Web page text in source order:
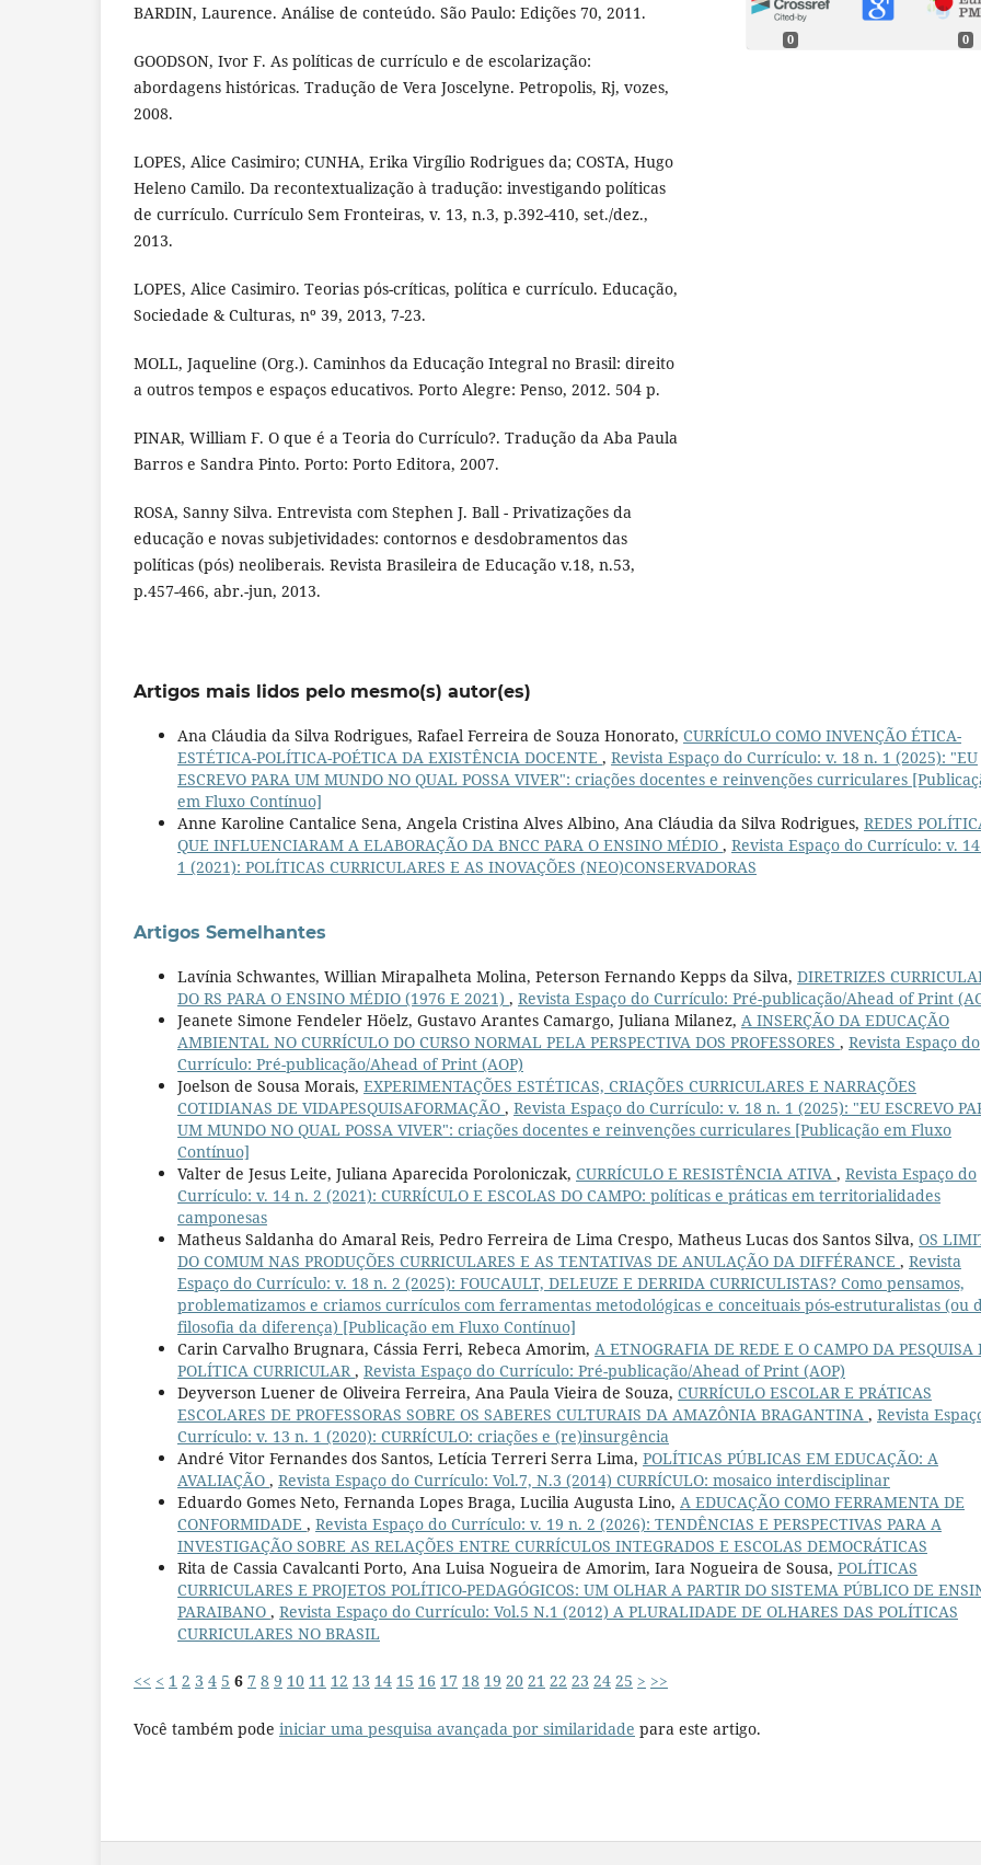
BARDIN, Laurence. Análise de conteúdo. São Paulo: Edições 70, 2011.
GOODSON, Ivor F. As políticas de currículo e de escolarização:
abordagens históricas. Tradução de Vera Joscelyne. Petropolis, Rj, vozes,
2008.
LOPES, Alice Casimiro; CUNHA, Erika Virgílio Rodrigues da; COSTA, Hugo
Heleno Camilo. Da recontextualização à tradução: investigando políticas
de currículo. Currículo Sem Fronteiras, v. 13, n.3, p.392-410, set./dez.,
2013.
LOPES, Alice Casimiro. Teorias pós-críticas, política e currículo. Educação,
Sociedade & Culturas, nº 39, 2013, 7-23.
MOLL, Jaqueline (Org.). Caminhos da Educação Integral no Brasil: direito
a outros tempos e espaços educativos. Porto Alegre: Penso, 2012. 504 p.
PINAR, William F. O que é a Teoria do Currículo?. Tradução da Aba Paula
Barros e Sandra Pinto. Porto: Porto Editora, 2007.
ROSA, Sanny Silva. Entrevista com Stephen J. Ball - Privatizações da
educação e novas subjetividades: contornos e desdobramentos das
políticas (pós) neoliberais. Revista Brasileira de Educação v.18, n.53,
p.457-466, abr.-jun, 2013.
0 0
Artigos mais lidos pelo mesmo(s) autor(es)
Ana Cláudia da Silva Rodrigues, Rafael Ferreira de Souza Honorato, CURRÍCULO COMO INVENÇÃO ÉTICA-
ESTÉTICA-POLÍTICA-POÉTICA DA EXISTÊNCIA DOCENTE , Revista Espaço do Currículo: v. 18 n. 1 (2025): "EU
ESCREVO PARA UM MUNDO NO QUAL POSSA VIVER": criações docentes e reinvenções curriculares
em Fluxo Contínuo]
Anne Karoline Cantalice Sena, Angela Cristina Alves Albino, Ana Cláudia da Silva Rodrigues, REDES
QUE INFLUENCIARAM A ELABORAÇÃO DA BNCC PARA O ENSINO MÉDIO , Revista Espaço do Currículo: v.
1 (2021): POLÍTICAS CURRICULARES E AS INOVAÇÕES (NEO)CONSERVADORAS
Artigos Semelhantes
Lavínia Schwantes, Willian Mirapalheta Molina, Peterson Fernando Kepps da Silva, DIRETRIZES
DO RS PARA O ENSINO MÉDIO (1976 E 2021) , Revista Espaço do Currículo: Pré-publicação/Ahead of Print
Jeanete Simone Fendeler Höelz, Gustavo Arantes Camargo, Juliana Milanez, A INSERÇÃO DA EDUCAÇÃO
AMBIENTAL NO CURRÍCULO DO CURSO NORMAL PELA PERSPECTIVA DOS PROFESSORES , Revista Espaço do
Currículo: Pré-publicação/Ahead of Print (AOP)
Joelson de Sousa Morais, EXPERIMENTAÇÕES ESTÉTICAS, CRIAÇÕES CURRICULARES E NARRAÇÕES
COTIDIANAS DE VIDAPESQUISAFORMAÇÃO , Revista Espaço do Currículo: v. 18 n. 1 (2025): "EU ESCREVO
UM MUNDO NO QUAL POSSA VIVER": criações docentes e reinvenções curriculares [Publicação em Fluxo
Contínuo]
Valter de Jesus Leite, Juliana Aparecida Poroloniczak, CURRÍCULO E RESISTÊNCIA ATIVA , Revista Espaço do
Currículo: v. 14 n. 2 (2021): CURRÍCULO E ESCOLAS DO CAMPO: políticas e práticas em territorialidades
camponesas
Matheus Saldanha do Amaral Reis, Pedro Ferreira de Lima Crespo, Matheus Lucas dos Santos Silva, OS
DO COMUM NAS PRODUÇÕES CURRICULARES E AS TENTATIVAS DE ANULAÇÃO DA DIFFÉRANCE , Revista
Espaço do Currículo: v. 18 n. 2 (2025): FOUCAULT, DELEUZE E DERRIDA CURRICULISTAS? Como pensamos,
problematizamos e criamos currículos com ferramentas metodológicas e conceituais pós-estruturalistas (ou
filosofia da diferença) [Publicação em Fluxo Contínuo]
Carin Carvalho Brugnara, Cássia Ferri, Rebeca Amorim, A ETNOGRAFIA DE REDE E O CAMPO DA PESQUISA
POLÍTICA CURRICULAR, Revista Espaço do Currículo: Pré-publicação/Ahead of Print (AOP)
Deyverson Luener de Oliveira Ferreira, Ana Paula Vieira de Souza, CURRÍCULO ESCOLAR E PRÁTICAS
ESCOLARES DE PROFESSORAS SOBRE OS SABERES CULTURAIS DA AMAZÔNIA BRAGANTINA , Revista
Currículo: v. 13 n. 1 (2020): CURRÍCULO: criações e (re)insurgência
André Vitor Fernandes dos Santos, Letícia Terreri Serra Lima, POLÍTICAS PÚBLICAS EM EDUCAÇÃO: A
AVALIAÇÃO , Revista Espaço do Currículo: Vol.7, N.3 (2014) CURRÍCULO: mosaico interdisciplinar
Eduardo Gomes Neto, Fernanda Lopes Braga, Lucilia Augusta Lino, A EDUCAÇÃO COMO FERRAMENTA DE
CONFORMIDADE , Revista Espaço do Currículo: v. 19 n. 2 (2026): TENDÊNCIAS E PERSPECTIVAS PARA A
INVESTIGAÇÃO SOBRE AS RELAÇÕES ENTRE CURRÍCULOS INTEGRADOS E ESCOLAS DEMOCRÁTICAS
Rita de Cassia Cavalcanti Porto, Ana Luisa Nogueira de Amorim, Iara Nogueira de Sousa, POLÍTICAS
CURRICULARES E PROJETOS POLÍTICO-PEDAGÓGICOS: UM OLHAR A PARTIR DO SISTEMA PÚBLICO DE
PARAIBANO , Revista Espaço do Currículo: Vol.5 N.1 (2012) A PLURALIDADE DE OLHARES DAS POLÍTICAS
CURRICULARES NO BRASIL
<< < 1 2 3 4 5 6 7 8 9 10 11 12 13 14 15 16 17 18 19 20 21 22 23 24 25 > >>
Você também pode iniciar uma pesquisa avançada por similaridade para este artigo.